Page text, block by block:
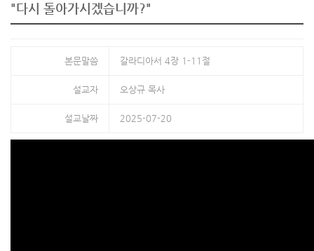
"다시 돌아가시겠습니까?"
본문말씀 갈라디아서 4장 1-11절
설교자 오상규 목사
설교날짜 2025-07-20